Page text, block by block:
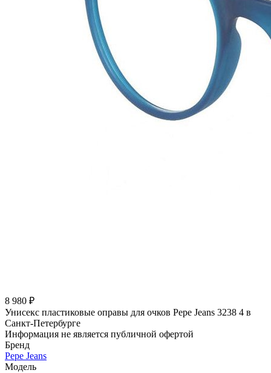
8 980 ₽
Унисекс пластиковые оправы для очков Pepe Jeans 3238 4 в
Санкт-Петербурге
Информация не является публичной офертой
Бренд
Pepe Jeans
Модель